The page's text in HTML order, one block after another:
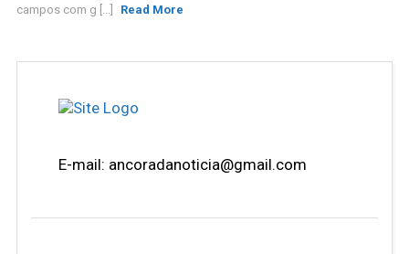
campos com g [...]
Read More
E-mail: ancoradanoticia@gmail.com